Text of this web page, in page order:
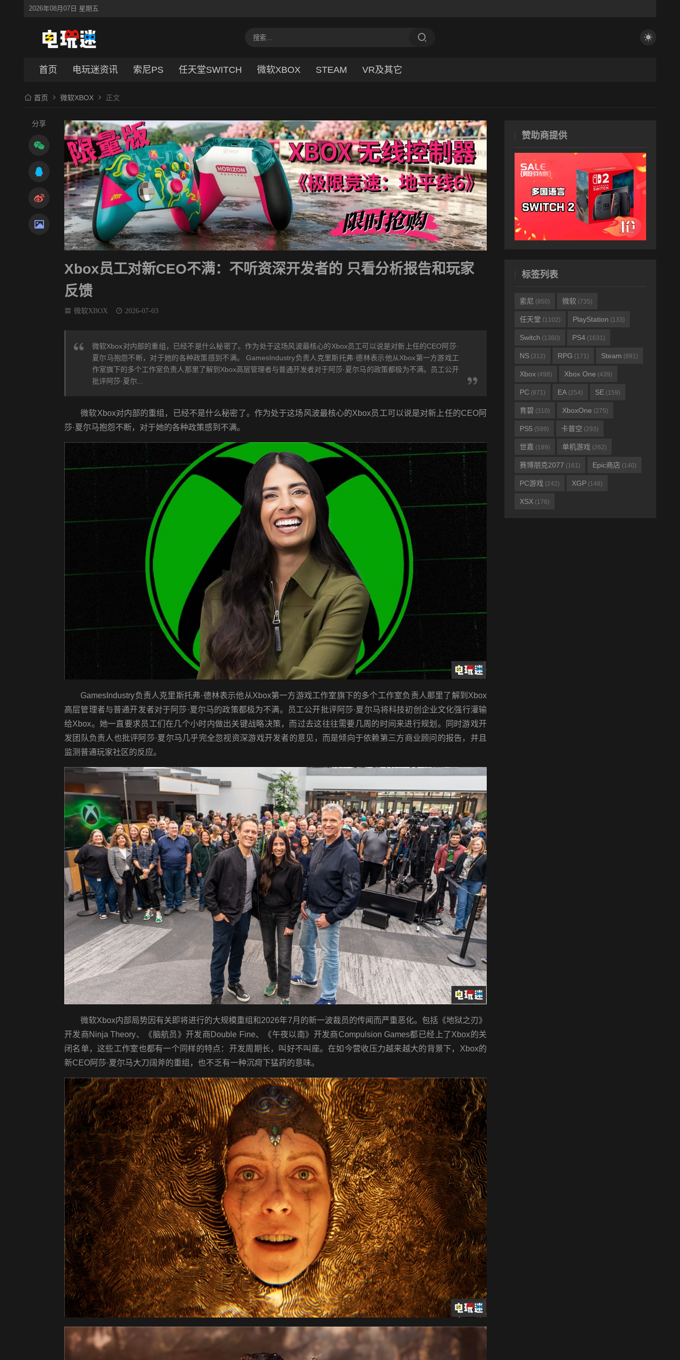
2026年08月07日 星期五
首页 电玩迷资讯 索尼PS 任天堂SWITCH 微软XBOX STEAM VR及其它
首页 微软XBOX 正文
分享
Xbox员工对新CEO不满：不听资深开发者的 只看分析报告和玩家
反馈
微软XBOX 2026-07-03
微软Xbox对内部的重组，已经不是什么秘密了。作为处于这场风波最核心的Xbox员工可以说是对新上任的CEO阿莎·
夏尔马抱怨不断，对于她的各种政策感到不满。 GamesIndustry负责人克里斯托弗·德林表示他从Xbox第一方游戏工
作室旗下的多个工作室负责人那里了解到Xbox高层管理者与普通开发者对于阿莎·夏尔马的政策都极为不满。员工公开
批评阿莎·夏尔...
微软Xbox对内部的重组，已经不是什么秘密了。作为处于这场风波最核心的Xbox员工可以说是对新上任的CEO阿
莎·夏尔马抱怨不断，对于她的各种政策感到不满。
GamesIndustry负责人克里斯托弗·德林表示他从Xbox第一方游戏工作室旗下的多个工作室负责人那里了解到Xbox
高层管理者与普通开发者对于阿莎·夏尔马的政策都极为不满。员工公开批评阿莎·夏尔马将科技初创企业文化强行灌输
给Xbox。她一直要求员工们在几个小时内做出关键战略决策，而过去这往往需要几周的时间来进行规划。同时游戏开
发团队负责人也批评阿莎·夏尔马几乎完全忽视资深游戏开发者的意见，而是倾向于依赖第三方商业顾问的报告，并且
监测普通玩家社区的反应。
微软Xbox内部局势因有关即将进行的大规模重组和2026年7月的新一波裁员的传闻而严重恶化。包括《地狱之刃》
开发商Ninja Theory、《脑航员》开发商Double Fine、《午夜以南》开发商Compulsion Games都已经上了Xbox的关
闭名单，这些工作室也都有一个同样的特点：开发周期长，叫好不叫座。在如今营收压力越来越大的背景下，Xbox的
新CEO阿莎·夏尔马大刀阔斧的重组，也不乏有一种沉疴下猛药的意味。
赞助商提供
标签列表
索尼 (850) 微软 (735)
任天堂 (1102) PlayStation (133)
Switch (1360) PS4 (1631)
NS (312) RPG (171) Steam (891)
Xbox (498) Xbox One (439)
PC (871) EA (254) SE (159)
育碧 (310) XboxOne (275)
PS5 (599) 卡普空 (293)
世嘉 (189) 单机游戏 (262)
赛博朋克2077 (161) Epic商店 (140)
PC游戏 (242) XGP (148)
XSX (176)